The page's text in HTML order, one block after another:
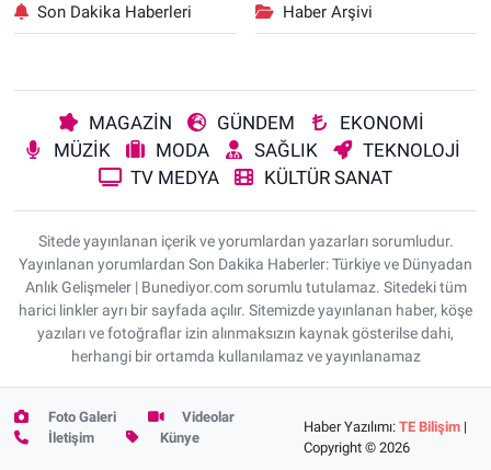
Son Dakika Haberleri Haber Arşivi
MAGAZİN GÜNDEM
EKONOMİ
MÜZİK
MODA SAĞLIK
TEKNOLOJİ
TV MEDYA
KÜLTÜR SANAT
Sitede yayınlanan içerik ve yorumlardan yazarları sorumludur.
Yayınlanan yorumlardan Son Dakika Haberler: Türkiye ve Dünyadan
Anlık Gelişmeler | Bunediyor.com sorumlu tutulamaz. Sitedeki tüm
harici linkler ayrı bir sayfada açılır. Sitemizde yayınlanan haber, köşe
yazıları ve fotoğraflar izin alınmaksızın kaynak gösterilse dahi,
herhangi bir ortamda kullanılamaz ve yayınlanamaz
Foto Galeri
Videolar
İletişim
Künye
Haber Yazılımı:TE Bilişim |
Copyright © 2026